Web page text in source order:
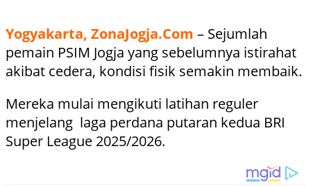
Yogyakarta, ZonaJogja.Com – Sejumlah
pemain PSIM Jogja yang sebelumnya istirahat
akibat cedera, kondisi fisik semakin membaik.
Mereka mulai mengikuti latihan reguler
menjelang laga perdana putaran kedua BRI
Super League 2025/2026.